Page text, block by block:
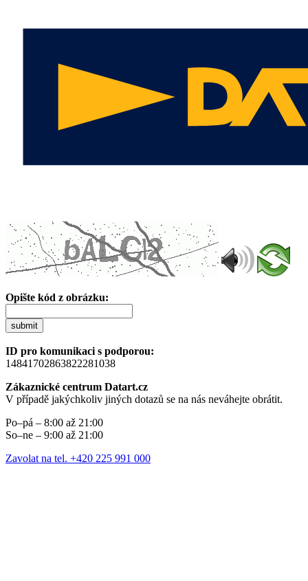
Opište kód z obrázku:
submit
ID pro komunikaci s podporou:
14841702863822281038
Zákaznické centrum Datart.cz
V případě jakýchkoliv jiných dotazů se na nás neváhejte obrátit.
Po–pá – 8:00 až 21:00
So–ne – 9:00 až 21:00
Zavolat na tel. +420 225 991 000